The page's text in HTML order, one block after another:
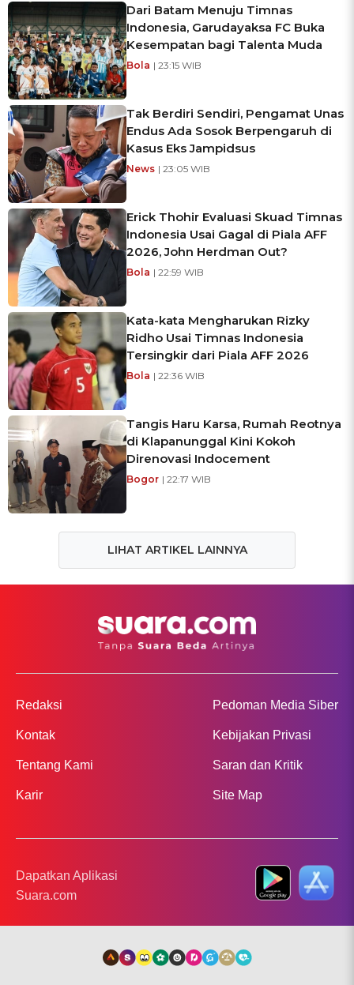
Dari Batam Menuju Timnas
Indonesia, Garudayaksa FC Buka
Kesempatan bagi Talenta Muda
Bola | 23:15 WIB
Tak Berdiri Sendiri, Pengamat Unas
Endus Ada Sosok Berpengaruh di
Kasus Eks Jampidsus
News | 23:05 WIB
Erick Thohir Evaluasi Skuad Timnas
Indonesia Usai Gagal di Piala AFF
2026, John Herdman Out?
Bola | 22:59 WIB
Kata-kata Mengharukan Rizky
Ridho Usai Timnas Indonesia
Tersingkir dari Piala AFF 2026
Bola | 22:36 WIB
Tangis Haru Karsa, Rumah Reotnya
di Klapanunggal Kini Kokoh
Direnovasi Indocement
Bogor | 22:17 WIB
LIHAT ARTIKEL LAINNYA
Redaksi
Kontak
Tentang Kami
Karir
Pedoman Media Siber
Kebijakan Privasi
Saran dan Kritik
Site Map
Dapatkan Aplikasi
Suara.com